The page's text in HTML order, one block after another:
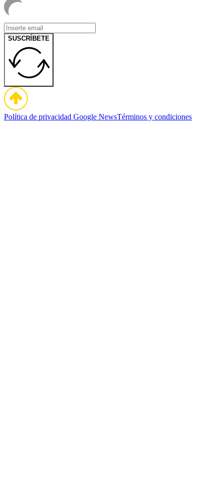
SUSCRÍBETE
Política de privacidad Google NewsTérminos y condiciones